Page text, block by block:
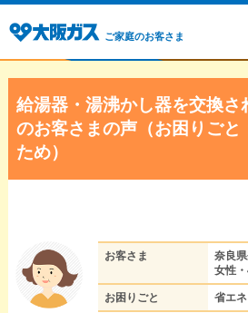
ご家庭のお客さま
給湯器・湯沸かし器を交換さ
のお客さまの声（お困りごと
ため）
お客さま
奈良
女性
お困りごと 省エ